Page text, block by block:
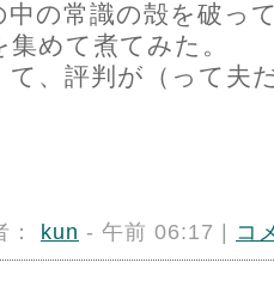
の常識の殻を破っ
めて煮てみた。
て、評判が（って夫
： kun - 午前 06:17 | コ